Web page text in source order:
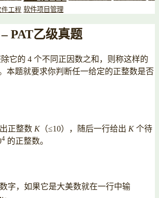
件工程 软件项目管理
PAT乙级真题
它的 4 个不同正因数之和，则称这样的
本题就要求你判断任一给定的正整数是否
正整数 K（≤10），随后一行给出 K个待
4 的正整数。
字，如果它是大美数就在一行中输